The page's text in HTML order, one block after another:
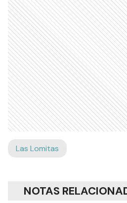
Las Lomitas
NOTAS